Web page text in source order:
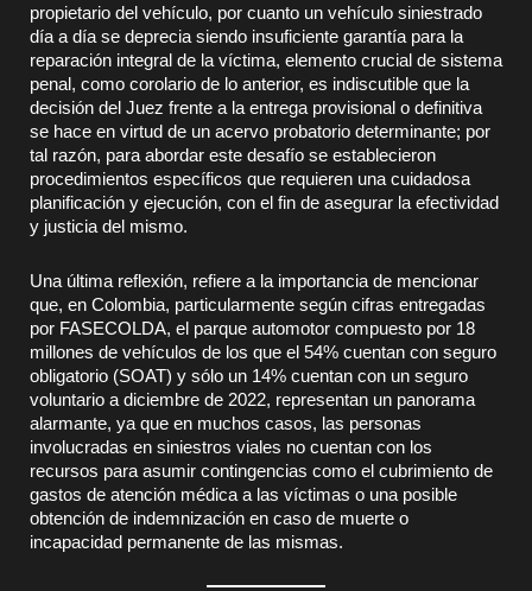
propietario del vehículo, por cuanto un vehículo siniestrado
día a día se deprecia siendo insuficiente garantía para la
reparación integral de la víctima, elemento crucial de sistema
penal, como corolario de lo anterior, es indiscutible que la
decisión del Juez frente a la entrega provisional o definitiva
se hace en virtud de un acervo probatorio determinante; por
tal razón, para abordar este desafío se establecieron
procedimientos específicos que requieren una cuidadosa
planificación y ejecución, con el fin de asegurar la efectividad
y justicia del mismo.
Una última reflexión, refiere a la importancia de mencionar
que, en Colombia, particularmente según cifras entregadas
por FASECOLDA, el parque automotor compuesto por 18
millones de vehículos de los que el 54% cuentan con seguro
obligatorio (SOAT) y sólo un 14% cuentan con un seguro
voluntario a diciembre de 2022, representan un panorama
alarmante, ya que en muchos casos, las personas
involucradas en siniestros viales no cuentan con los
recursos para asumir contingencias como el cubrimiento de
gastos de atención médica a las víctimas o una posible
obtención de indemnización en caso de muerte o
incapacidad permanente de las mismas.